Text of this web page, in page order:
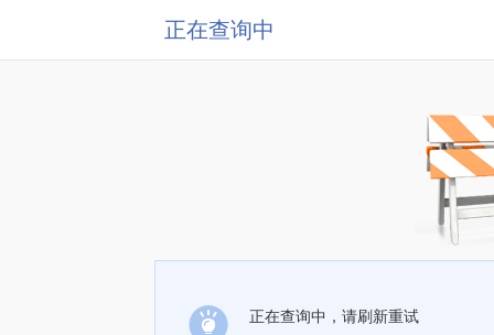
正在查询中
正在查询中，请刷新重试